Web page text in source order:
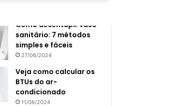
Como desentupir vaso
sanitário: 7 métodos
simples e fáceis
27/06/2024
Veja como calcular os
BTUs do ar-
condicionado
11/06/2024